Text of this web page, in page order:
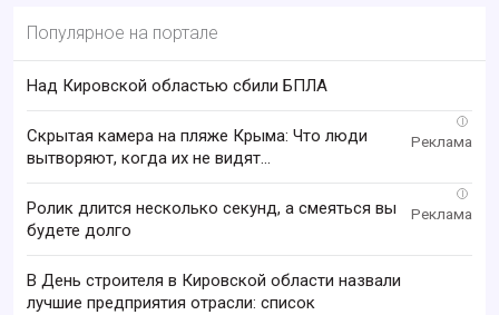
Популярное на портале
Над Кировской областью сбили БПЛА
i
Скрытая камера на пляже Крыма: Что люди
вытворяют, когда их не видят...
i
Ролик длится несколько секунд, а смеяться вы
будете долго
В День строителя в Кировской области назвали
лучшие предприятия отрасли: список